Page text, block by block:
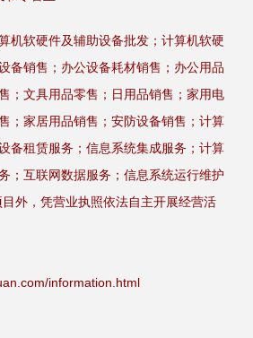
机软硬件及辅助设备批发；计算机软硬
备销售；办公设备耗材销售；办公用品
；文具用品零售；日用品销售；家用电
；家居用品销售；安防设备销售；计算
备租赁服务；信息系统集成服务；计算
；互联网数据服务；信息系统运行维护
外，凭营业执照依法自主开展经营活
information.html